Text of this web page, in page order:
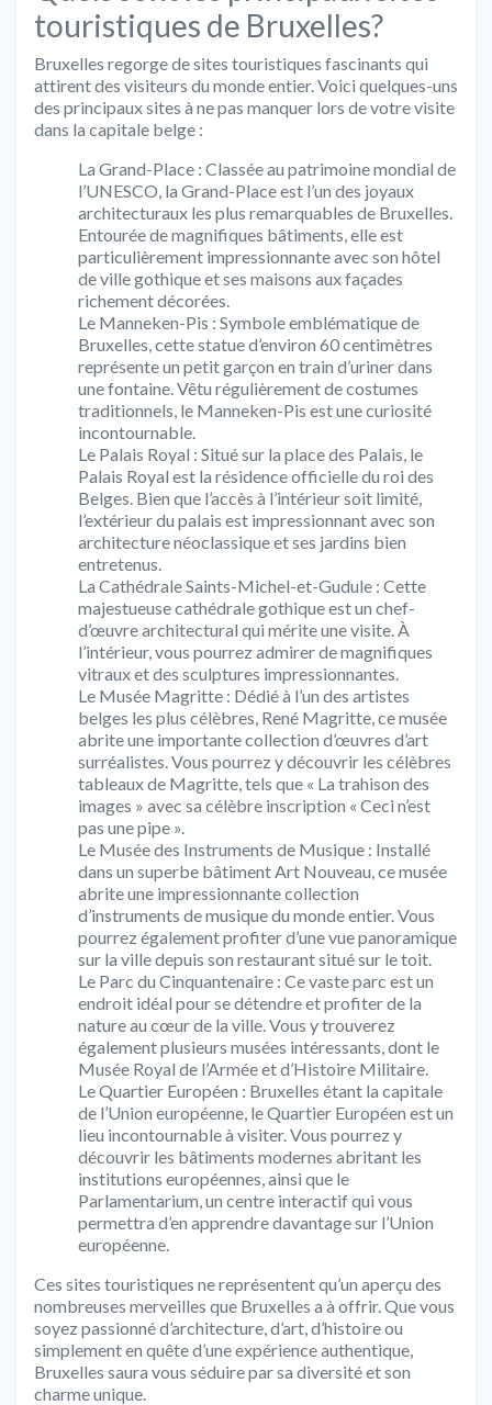
touristiques de Bruxelles?
Bruxelles regorge de sites touristiques fascinants qui
attirent des visiteurs du monde entier. Voici quelques-uns
des principaux sites à ne pas manquer lors de votre visite
dans la capitale belge :
La Grand-Place : Classée au patrimoine mondial de
l’UNESCO, la Grand-Place est l’un des joyaux
architecturaux les plus remarquables de Bruxelles.
Entourée de magnifiques bâtiments, elle est
particulièrement impressionnante avec son hôtel
de ville gothique et ses maisons aux façades
richement décorées.
Le Manneken-Pis : Symbole emblématique de
Bruxelles, cette statue d’environ 60 centimètres
représente un petit garçon en train d’uriner dans
une fontaine. Vêtu régulièrement de costumes
traditionnels, le Manneken-Pis est une curiosité
incontournable.
Le Palais Royal : Situé sur la place des Palais, le
Palais Royal est la résidence officielle du roi des
Belges. Bien que l’accès à l’intérieur soit limité,
l’extérieur du palais est impressionnant avec son
architecture néoclassique et ses jardins bien
entretenus.
La Cathédrale Saints-Michel-et-Gudule : Cette
majestueuse cathédrale gothique est un chef-
d’œuvre architectural qui mérite une visite. À
l’intérieur, vous pourrez admirer de magnifiques
vitraux et des sculptures impressionnantes.
Le Musée Magritte : Dédié à l’un des artistes
belges les plus célèbres, René Magritte, ce musée
abrite une importante collection d’œuvres d’art
surréalistes. Vous pourrez y découvrir les célèbres
tableaux de Magritte, tels que « La trahison des
images » avec sa célèbre inscription « Ceci n’est
pas une pipe ».
Le Musée des Instruments de Musique : Installé
dans un superbe bâtiment Art Nouveau, ce musée
abrite une impressionnante collection
d’instruments de musique du monde entier. Vous
pourrez également profiter d’une vue panoramique
sur la ville depuis son restaurant situé sur le toit.
Le Parc du Cinquantenaire : Ce vaste parc est un
endroit idéal pour se détendre et profiter de la
nature au cœur de la ville. Vous y trouverez
également plusieurs musées intéressants, dont le
Musée Royal de l’Armée et d’Histoire Militaire.
Le Quartier Européen : Bruxelles étant la capitale
de l’Union européenne, le Quartier Européen est un
lieu incontournable à visiter. Vous pourrez y
découvrir les bâtiments modernes abritant les
institutions européennes, ainsi que le
Parlamentarium, un centre interactif qui vous
permettra d’en apprendre davantage sur l’Union
européenne.
Ces sites touristiques ne représentent qu’un aperçu des
nombreuses merveilles que Bruxelles a à offrir. Que vous
soyez passionné d’architecture, d’art, d’histoire ou
simplement en quête d’une expérience authentique,
Bruxelles saura vous séduire par sa diversité et son
charme unique.